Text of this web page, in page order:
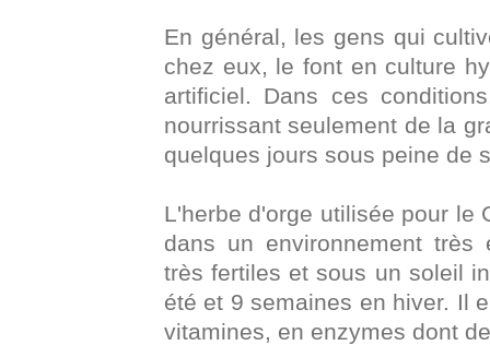
En général, les gens qui
chez eux, le font en culture
artificiel. Dans ces
nourrissant seulement de la
quelques jours sous peine de
L'herbe d'orge utilisée pour le
dans un environnement très
très fertiles et sous un soleil
été et 9 semaines en hiver. Il
vitamines, en enzymes dont